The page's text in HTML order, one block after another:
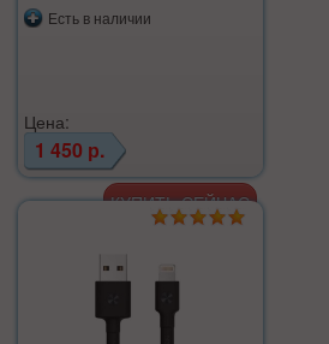
Есть в наличии
Цена:
1 450 р.